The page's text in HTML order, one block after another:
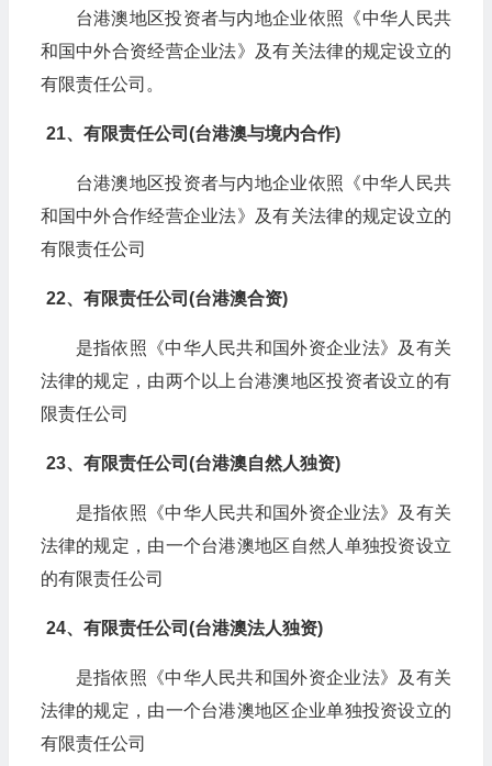
台港澳地区投资者与内地企业依照《中华人民共
和国中外合资经营企业法》及有关法律的规定设立的
有限责任公司。
21、有限责任公司(台港澳与境内合作)
台港澳地区投资者与内地企业依照《中华人民共
和国中外合作经营企业法》及有关法律的规定设立的
有限责任公司
22、有限责任公司(台港澳合资)
是指依照《中华人民共和国外资企业法》及有关
法律的规定，由两个以上台港澳地区投资者设立的有
限责任公司
23、有限责任公司(台港澳自然人独资)
是指依照《中华人民共和国外资企业法》及有关
法律的规定，由一个台港澳地区自然人单独投资设立
的有限责任公司
24、有限责任公司(台港澳法人独资)
是指依照《中华人民共和国外资企业法》及有关
法律的规定，由一个台港澳地区企业单独投资设立的
有限责任公司